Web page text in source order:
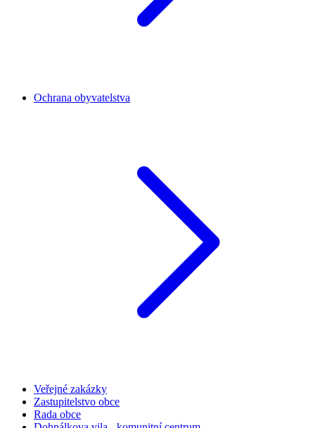
Ochrana obyvatelstva
Veřejné zakázky
Zastupitelstvo obce
Rada obce